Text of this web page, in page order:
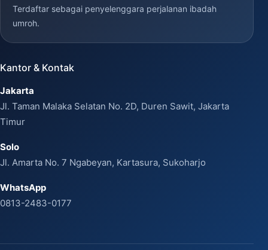
Terdaftar sebagai penyelenggara perjalanan ibadah
umroh.
Kantor & Kontak
Jakarta
Jl. Taman Malaka Selatan No. 2D, Duren Sawit, Jakarta
Timur
Solo
Jl. Amarta No. 7 Ngabeyan, Kartasura, Sukoharjo
WhatsApp
0813-2483-0177